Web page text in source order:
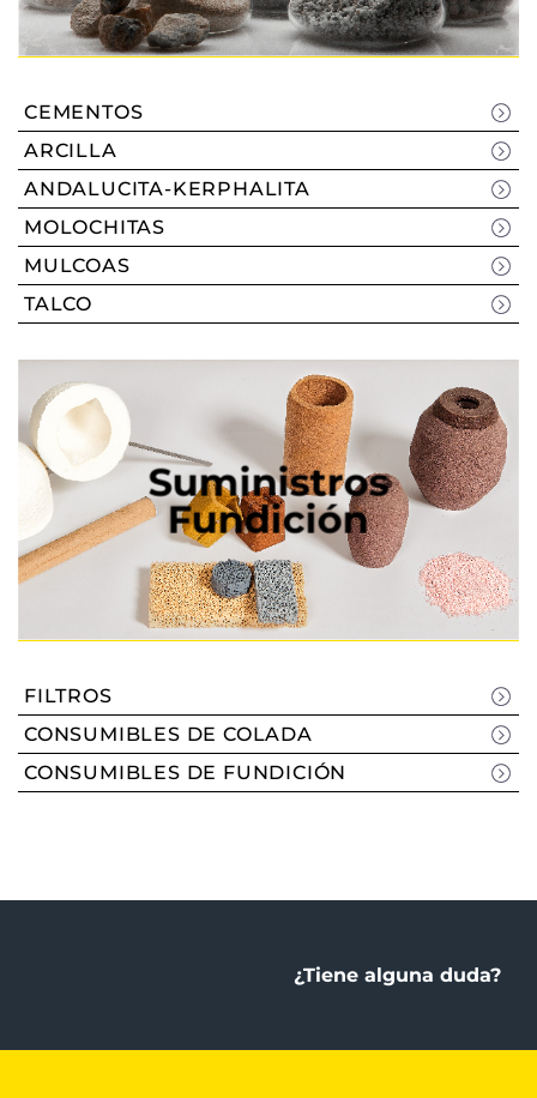
CEMENTOS
ARCILLA
ANDALUCITA-KERPHALITA
MOLOCHITAS
MULCOAS
TALCO
Suministros
Fundición
FILTROS
CONSUMIBLES DE COLADA
CONSUMIBLES DE FUNDICIÓN
¿Tiene alguna duda?